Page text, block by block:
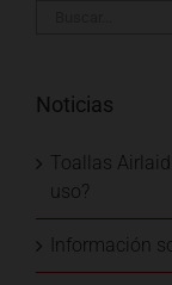
Noticias
Toallas
uso?
Información